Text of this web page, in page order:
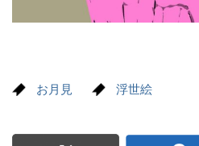
お月見 浮世絵